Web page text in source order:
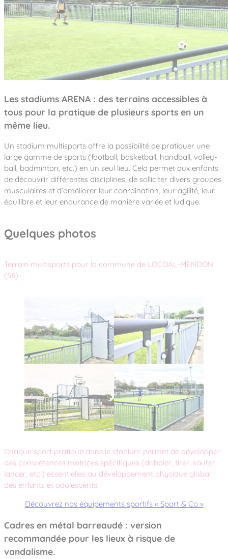
Notre entreprise
Notre équipe
Nous rejoindre
Nos univers
Parcours de santé
Stadium Arena
Street workout
Surfpark
Équipements sportifs
Mobilier urbain
Accessoires ludiques
Nos clients
Collectivités
Établissements scolaires
Architectes, Paysagistes-concepteurs
Notre expertise
Des aires intergénérationnelles de
L’éco-conception de nos jeux
La végétalisation des cours d’école
Nos matériaux
Nos fonctions ludiques & sportives
Nos sols amortissants
Réalisations
Contact
Les questions fréquentes
Catalogues
Les stadiums ARENA : des terrains accessibles à
tous pour la pratique de plusieurs sports en un
même lieu.
Un stadium multisports offre la possibilité de pratiquer une
large gamme de sports (football, basketball, handball, volley-
ball, badminton, etc.) en un seul lieu. Cela permet aux enfants
de découvrir différentes disciplines, de solliciter divers groupes
musculaires et d’améliorer leur coordination, leur agilité, leur
équilibre et leur endurance de manière variée et ludique.
Quelques photos
Terrain multisports pour la commune de LOCOAL-MENDON
(56)
Chaque sport pratiqué dans le stadium permet de développer
des compétences motrices spécifiques (dribbler, tirer, sauter,
lancer, etc.) essentielles au développement physique global
des enfants et adolescents.
Découvrez nos équipements sportifs « Sport & Co »
Cadres en métal barreaudé : version
recommandée pour les lieux à risque de
vandalisme.